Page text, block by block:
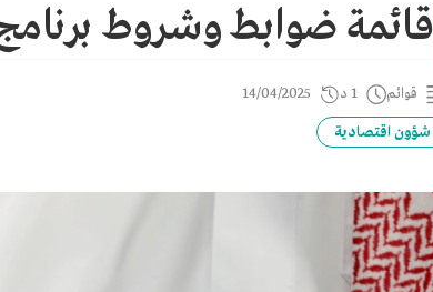
قائمة ضوابط وشروط
قوائم 1 د 14/04/2025
شؤون اقتصادية